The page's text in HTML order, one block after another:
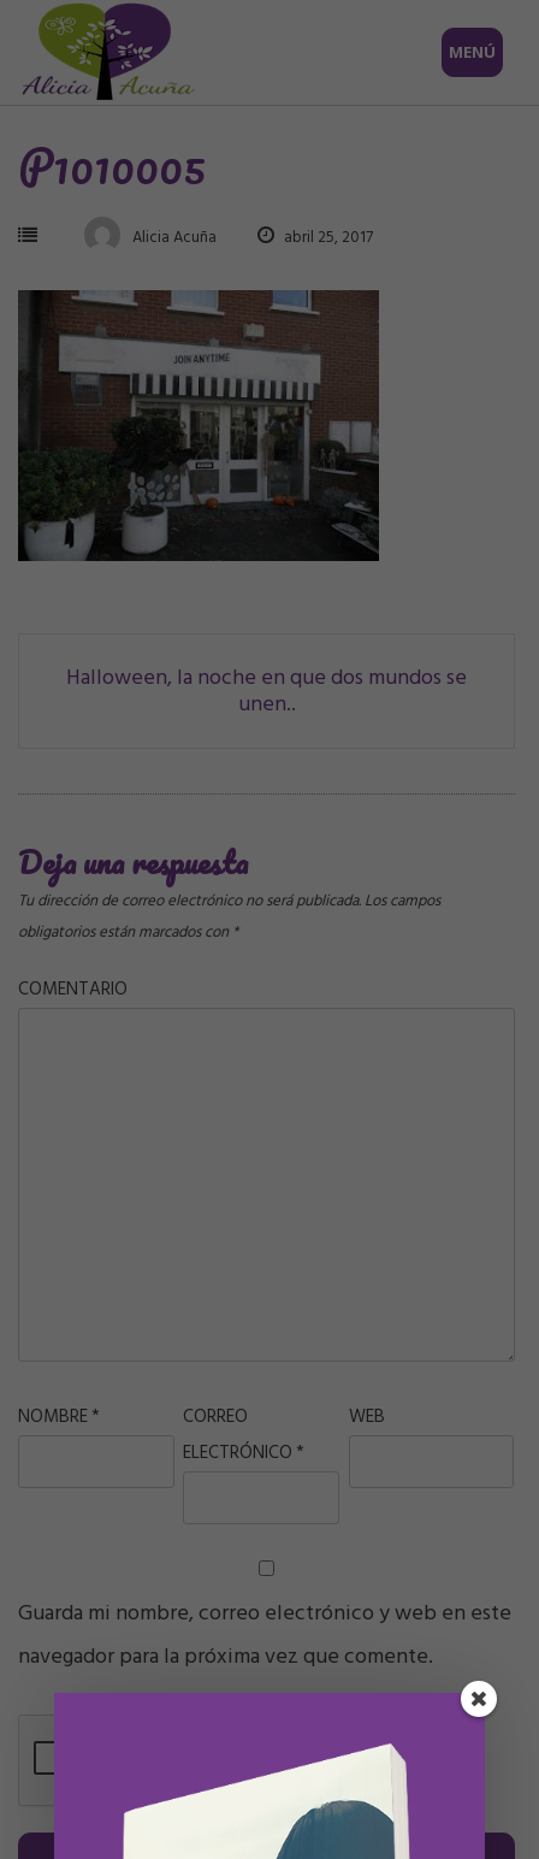
Saltar
contenido
MENÚ
P1010005
Alicia Acuña abril 25, 2017
Navegación
Halloween, la noche en que dos mundos se
unen..
Deja una respuesta
Tu dirección de correo electrónico no será publicada.Los campos
obligatorios están marcados con *
COMENTARIO
NOMBRE*
CORREO
ELECTRÓNICO *
WEB
Guarda mi nombre, correo electrónico y web en este
navegador para la próxima vez que comente.